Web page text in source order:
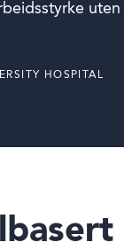
uten
HOSPITAL